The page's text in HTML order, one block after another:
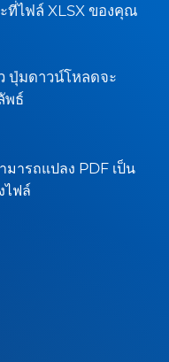
ที่ไฟล์ XLSX ของคุณ
ปุ่มดาวน์โหลดจะ
พธ์
ารถแปลง PDF เป็น
ไฟล์